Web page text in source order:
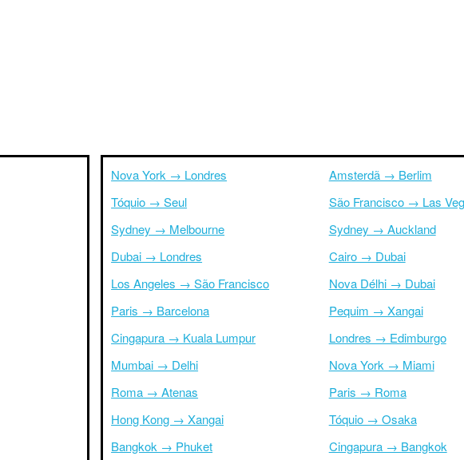
Nova York → Londres
Tóquio → Seul
Sydney → Melbourne
Dubai → Londres
Los Angeles → São Francisco
Paris → Barcelona
Cingapura → Kuala Lumpur
Mumbai → Delhi
Roma → Atenas
Hong Kong → Xangai
Bangkok → Phuket
Amsterdã → Berlim
São Francisco → Las
Sydney → Auckland
Cairo → Dubai
Nova Délhi → Dubai
Pequim → Xangai
Londres → Edimburgo
Nova York → Miami
Paris → Roma
Tóquio → Osaka
Cingapura → Bangkok